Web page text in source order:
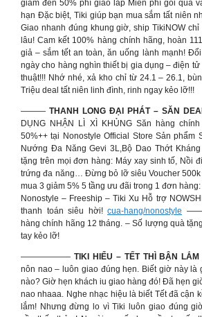
giảm đến 50% phí giao lắp Miễn phí gói quà
hạn Đặc biệt, Tiki giúp bạn mua sắm tất niên
Giao nhanh đúng khung giờ, ship TikiNOW
lâu! Cam kết 100% hàng chính hãng, hoàn
giả – sắm tết an toàn, ăn uống lành mạnh!
ngày cho hàng nghìn thiết bị gia dụng – điện
thuật!!! Nhớ nhé, xả kho chỉ từ 24.1 – 26.1,
Triệu deal tất niên linh đình, rinh ngay kẻo lỡ!!!
——— THANH LONG ĐẠI PHÁT – SĂN
DỤNG NHẬN LÌ XÌ KHỦNG Săn hàng
50%++ tại Nonostyle Official Store Sản phẩm
Nướng Đa Năng Gevi 3L,Bộ Dao Thớt
tặng trên mọi đơn hàng: Máy xay sinh tố, Nồi
trứng đa năng… Đừng bỏ lỡ siêu Voucher 500k
mua 3 giảm 5% 5 tầng ưu đãi trong 1 đơn
Nonostyle – Freeship – Tiki Xu Hỗ trợ
thanh toán siêu hời! cua-hang/nonostyle
hàng chính hãng 12 tháng. – Số lượng quà
tay kẻo lỡ!
—————— TIKI HIỂU – TẾT THÌ BẬN LẮM
nôn nao – luôn giao đúng hẹn. Biết giờ này là
nào? Giờ hẹn khách iu giao hàng đó! Đã hẹn
nao nhaaa. Nghe nhạc hiệu là biết Tết đã cận
lắm! Nhưng đừng lo vì Tiki luôn giao đúng